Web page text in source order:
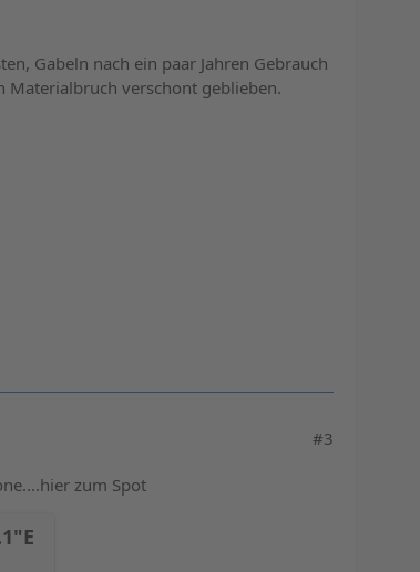
Gabeln nach ein paar Jahren Gebrauch
Materialbruch verschont geblieben.
#3
zum Spot